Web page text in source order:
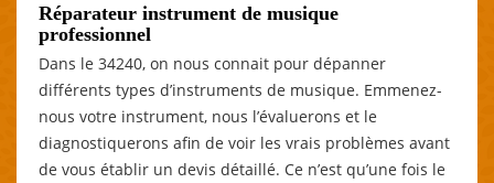
Réparateur instrument de musique
professionnel
Dans le 34240, on nous connait pour dépanner
différents types d’instruments de musique. Emmenez-
nous votre instrument, nous l’évaluerons et le
diagnostiquerons afin de voir les vrais problèmes avant
de vous établir un devis détaillé. Ce n’est qu’une fois le